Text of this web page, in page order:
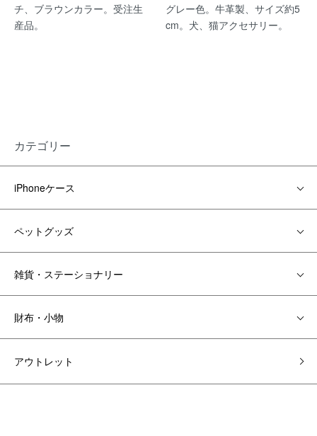
チ、ブラウンカラー。受注生
産品。
グレー色。牛革製、サイズ約5
cm。犬、猫アクセサリー。
カテゴリー
iPhoneケース
ペットグッズ
雑貨・ステーショナリー
財布・小物
アウトレット